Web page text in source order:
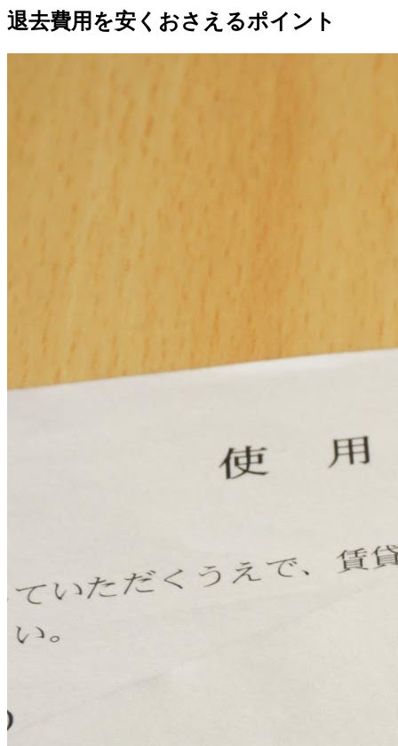
退去費用を安くおさえるポイント